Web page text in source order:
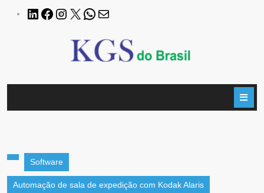
Software
Automação de sala de expedição com Kodak Alaris